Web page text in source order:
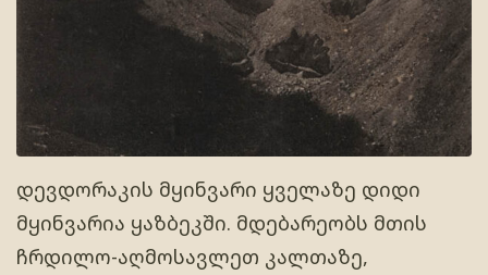
დევდორაკის მყინვარი ყველაზე დიდი
მყინვარია ყაზბეკში. მდებარეობს მთის
ჩრდილო-აღმოსავლეთ კალთაზე,